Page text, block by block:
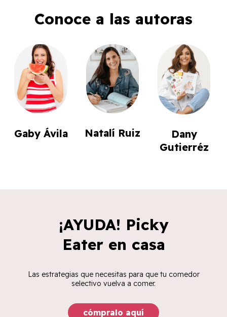
Conoce a las autoras
Gaby Ávila Natalí Ruiz
Dany
Gutierréz
¡AYUDA! Picky
Eater en casa
Las estrategias que necesitas para que tu comedor
selectivo vuelva a comer.
cómpralo aquí